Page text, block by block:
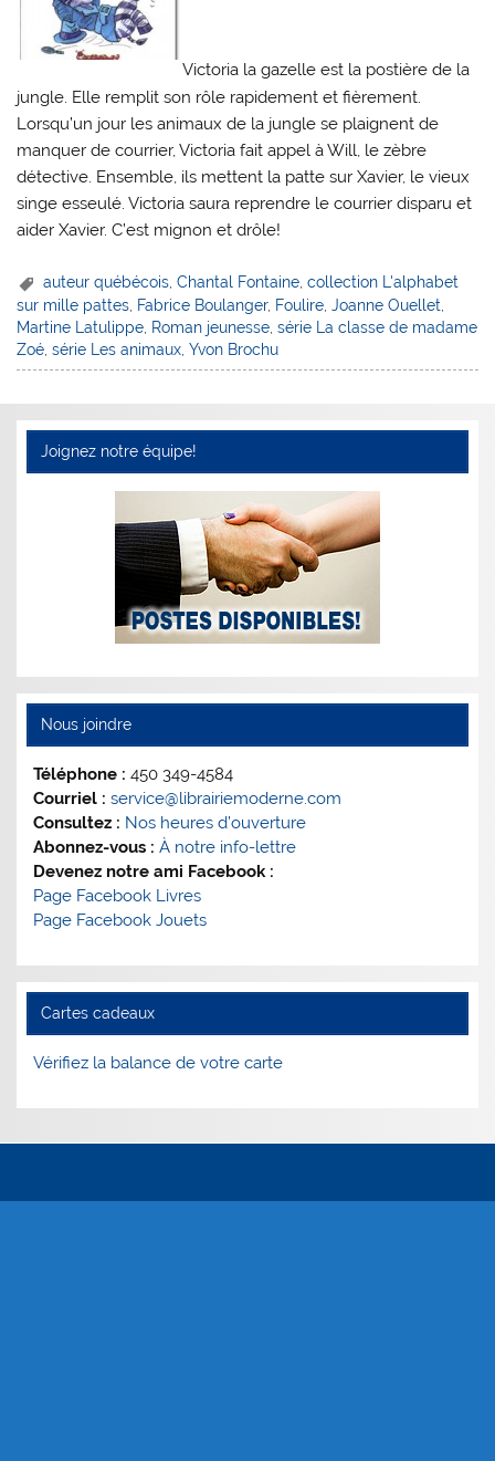
Victoria la gazelle est la postière de la
jungle. Elle remplit son rôle rapidement et fièrement.
Lorsqu’un jour les animaux de la jungle se plaignent de
manquer de courrier, Victoria fait appel à Will, le zèbre
détective. Ensemble, ils mettent la patte sur Xavier, le vieux
singe esseulé. Victoria saura reprendre le courrier disparu et
aider Xavier. C’est mignon et drôle!
auteur québécois ,Chantal Fontaine ,collection L'alphabet
sur mille pattes, Fabrice Boulanger, Foulire,Joanne Ouellet,
Martine Latulippe, Roman jeunesse,série La classe de madame
Zoé,série Les animaux,Yvon Brochu
Joignez notre équipe!
Nous joindre
Téléphone : 450 349-4584
Courriel : service@librairiemoderne.com
Consultez : Nos heures d’ouverture
Abonnez-vous : À notre info-lettre
Devenez notre ami Facebook :
Page Facebook Livres
Page Facebook Jouets
Cartes cadeaux
Vérifiez la balance de votre carte